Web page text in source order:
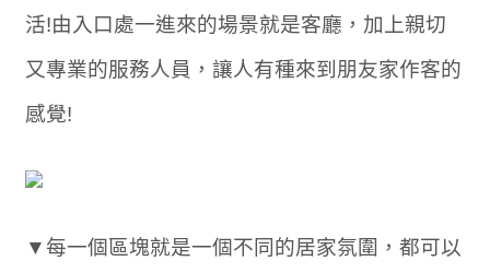
活!由入口處一進來的場景就是客廳，加上親切
又專業的服務人員，讓人有種來到朋友家作客的
感覺!
▼每一個區塊就是一個不同的居家氛圍，都可以